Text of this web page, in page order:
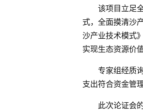
该项目立足
式，全面摸清沙
沙产业技术模式
实现生态资源价
专家组经质
支出符合资金管
此次论证会